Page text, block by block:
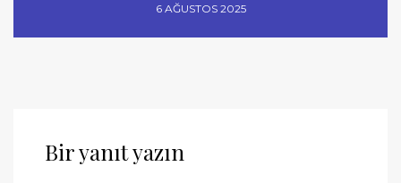
6 AĞUSTOS 2025
Bir yanıt yazın